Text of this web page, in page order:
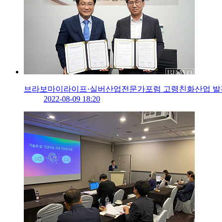
브라보마이라이프·실버산업전문가포럼 고령친화산업
2022-08-09 18:20